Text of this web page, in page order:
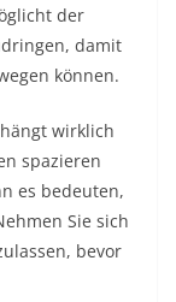
der
damit
können.
wirklich
spazieren
es bedeuten,
Sie sich
bevor